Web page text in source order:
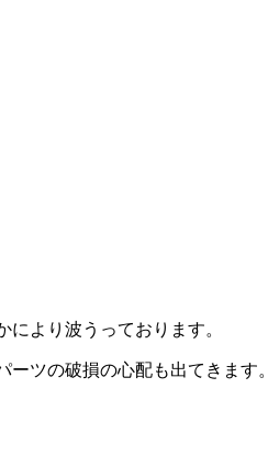
より波うっております。
ツの破損の心配も出てきます。